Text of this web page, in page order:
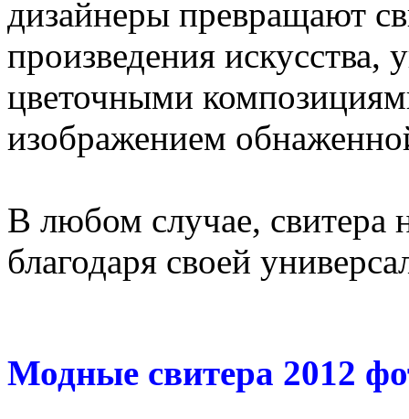
дизайнеры превращают
произведения
цветочными
изображением
В любом случае, свитера
благодаря своей
Модные свитера 2012